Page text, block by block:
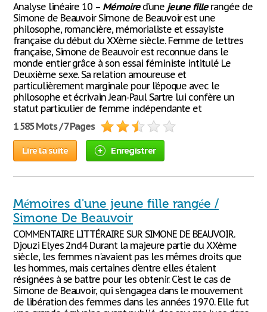
Analyse linéaire 10 – Mémoired’une jeune fillerangée de
Simone de Beauvoir Simone de Beauvoir est une
philosophe, romancière, mémorialiste et essayiste
française du début du XXème siècle. Femme de lettres
française, Simone de Beauvoir est reconnue dans le
monde entier grâce à son essai féministe intitulé Le
Deuxième sexe. Sa relation amoureuse et
particulièrement marginale pour l’époque avec le
philosophe et écrivain Jean-Paul Sartre lui confère un
statut particulier de femme indépendante et
1 585 Mots / 7 Pages
Lire la suite Enregistrer
Mémoires d'une jeune fille rangée /
Simone De Beauvoir
COMMENTAIRE LITTÉRAIRE SUR SIMONE DE BEAUVOIR.
Djouzi Elyes 2nd4 Durant la majeure partie du XXème
siècle, les femmes n'avaient pas les mêmes droits que
les hommes, mais certaines d'entre elles étaient
résignées à se battre pour les obtenir. C'est le cas de
Simone de Beauvoir, qui s'engagea dans le mouvement
de libération des femmes dans les années 1970. Elle fut